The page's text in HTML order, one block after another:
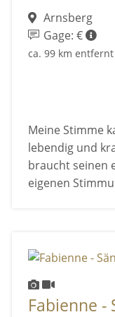
Arnsberg
Gage: €
ca. 99 km entfernt
Meine Stimme
lebendig und
braucht seinen
eigenen
Fabienne -